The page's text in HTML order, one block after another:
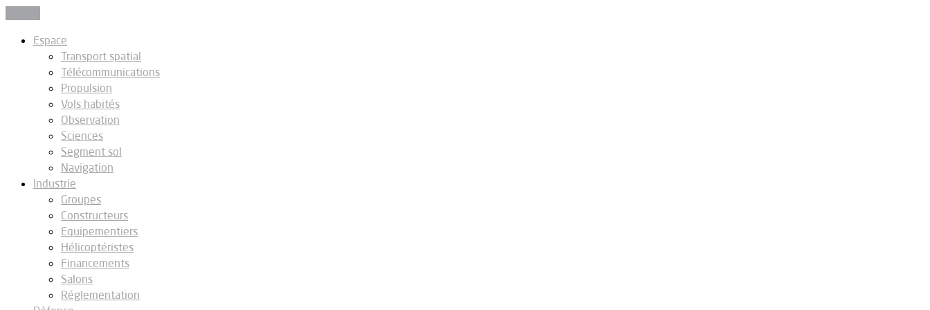
Espace
Transport spatial
Télécommunications
Propulsion
Vols habités
Observation
Sciences
Segment sol
Navigation
Industrie
Groupes
Constructeurs
Equipementiers
Hélicoptéristes
Financements
Salons
Réglementation